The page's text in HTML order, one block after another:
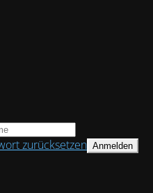
zurücksetzen